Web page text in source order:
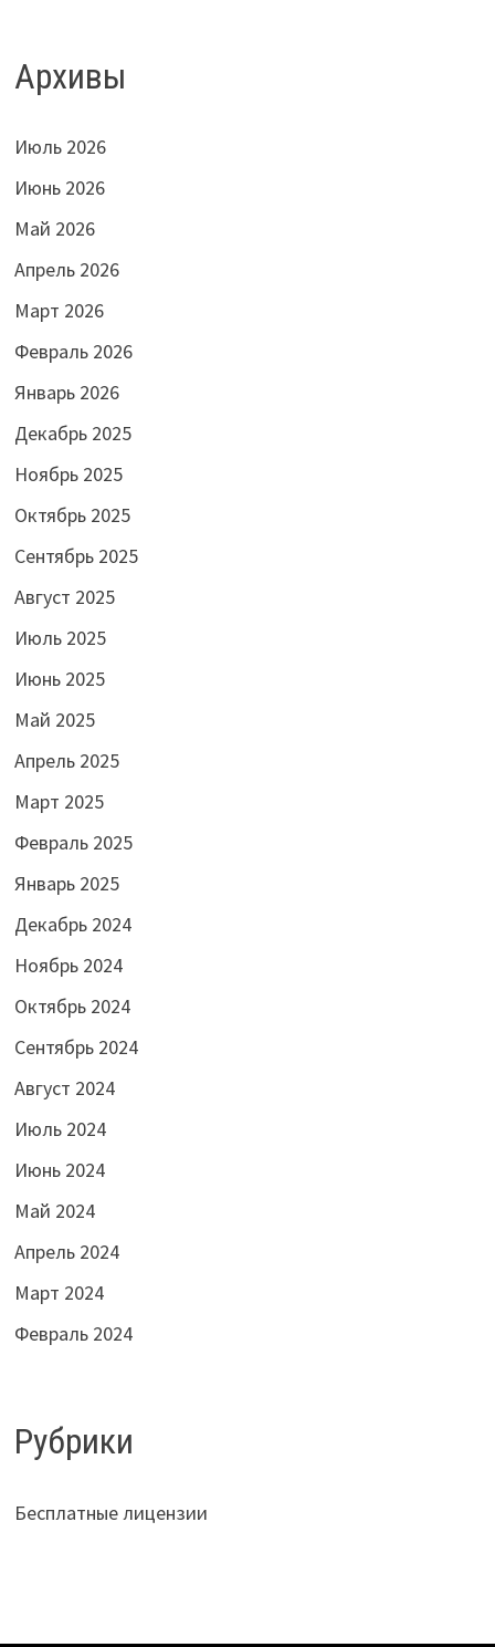
Архивы
Июль 2026
Июнь 2026
Май 2026
Апрель 2026
Март 2026
Февраль 2026
Январь 2026
Декабрь 2025
Ноябрь 2025
Октябрь 2025
Сентябрь 2025
Август 2025
Июль 2025
Июнь 2025
Май 2025
Апрель 2025
Март 2025
Февраль 2025
Январь 2025
Декабрь 2024
Ноябрь 2024
Октябрь 2024
Сентябрь 2024
Август 2024
Июль 2024
Июнь 2024
Май 2024
Апрель 2024
Март 2024
Февраль 2024
Рубрики
Бесплатные лицензии